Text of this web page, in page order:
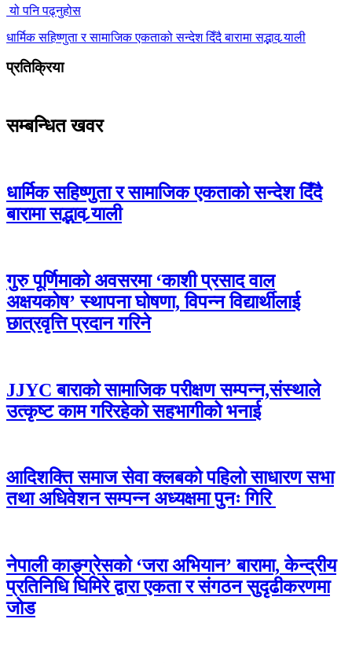
यो पनि पढ्नुहोस
धार्मिक सहिष्णुता र सामाजिक एकताको सन्देश दिँदै बारामा सद्भाव र्‍याली
प्रतिक्रिया
सम्बन्धित खवर
धार्मिक सहिष्णुता र सामाजिक एकताको सन्देश दिँदै
बारामा सद्भाव र्‍याली
गुरु पूर्णिमाको अवसरमा ‘काशी प्रसाद वाल
अक्षयकोष’ स्थापना घोषणा, विपन्न विद्यार्थीलाई
छात्रवृत्ति प्रदान गरिने
JJYC बाराको सामाजिक परीक्षण सम्पन्न,संस्थाले
उत्कृष्ट काम गरिरहेको सहभागीको भनाई
आदिशक्ति समाज सेवा क्लबको पहिलो साधारण सभा
तथा अधिवेशन सम्पन्न अध्यक्षमा पुनः गिरि
नेपाली काङ्ग्रेसको ‘जरा अभियान’ बारामा, केन्द्रीय
प्रतिनिधि घिमिरे द्वारा एकता र संगठन सुदृढीकरणमा
जोड